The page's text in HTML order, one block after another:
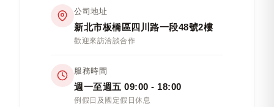
公司地址
新北市板橋區四川路一段48號2樓
歡迎來訪洽談合作
服務時間
週一至週五 09:00 - 18:00
例假日及國定假日休息